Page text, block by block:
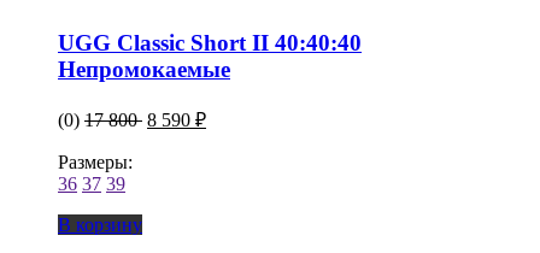
UGG Classic Short II 40:40:40
Непромокаемые
(0) 17 800 8 590 ₽
Размеры:
36 37 39
В корзину